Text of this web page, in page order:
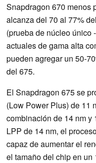
Snapdragon 670 menos
alcanza del 70 al 77%
(prueba de núcleo único
actuales de gama alta
pueden agregar un 50-
del 675.
El Snapdragon 675 se
(Low Power Plus) de 11
combinación de 14 nm y
LPP de 14 nm, el
capaz de aumentar el
el tamaño del chip en un